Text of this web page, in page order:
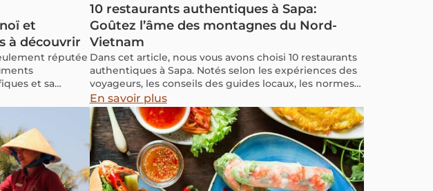
et
à découvrir
réputée
et sa
pour sa
au besoin et
10 restaurants authentiques à Sapa:
Goûtez l’âme des montagnes du Nord-
Vietnam
Dans cet article, nous vous avons choisi 10 restaurants
authentiques à Sapa. Notés selon les expériences des
voyageurs, les conseils des guides locaux, les normes
d'hygiène strictes et les avis vérifiés sur Google et
TripAdvisor. Notre mission est de vous orienter vers
des adresses de confiance qui incarnent la cuisine
sapa.
En savoir plus